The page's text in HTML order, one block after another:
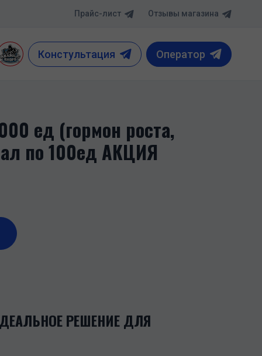
Прайс-лист Отзывы магазина
Констультация Оператор
ед (гормон роста,
по 100ед АКЦИЯ
ИДЕАЛЬНОЕ РЕШЕНИЕ ДЛЯ